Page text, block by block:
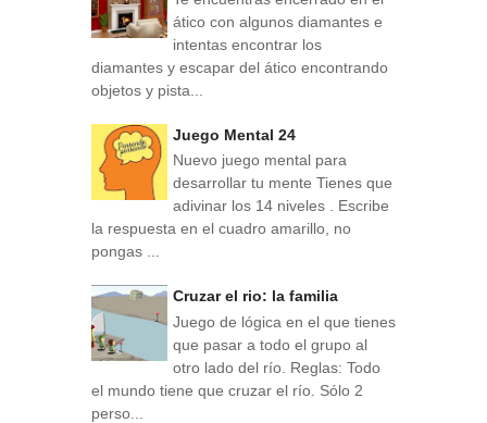
ático con algunos diamantes e
intentas encontrar los
diamantes y escapar del ático encontrando
objetos y pista...
Juego Mental 24
Nuevo juego mental para
desarrollar tu mente Tienes que
adivinar los 14 niveles . Escribe
la respuesta en el cuadro amarillo, no
pongas ...
Cruzar el rio: la familia
Juego de lógica en el que tienes
que pasar a todo el grupo al
otro lado del río. Reglas: Todo
el mundo tiene que cruzar el río. Sólo 2
perso...